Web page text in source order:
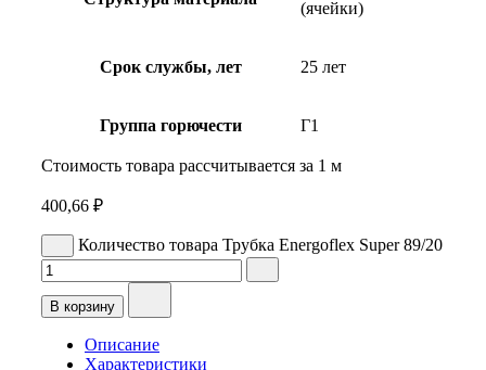
(ячейки)
Срок службы, лет 25 лет
Группа горючести Г1
Стоимость товара рассчитывается за 1 м
400,66 ₽
Количество товара Трубка Energoflex Super 89/20
В корзину
Описание
Характеристики